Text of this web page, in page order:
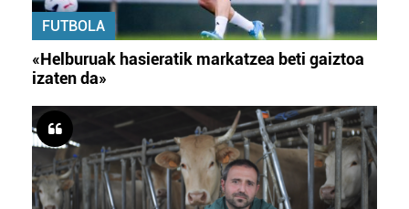
FUTBOLA
«Helburuak hasieratik markatzea beti gaiztoa
izaten da»